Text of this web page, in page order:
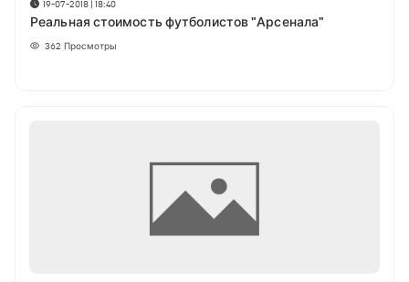
19-07-2018 | 18:40
Реальная стоимость футболистов "Арсенала"
362 Просмотры